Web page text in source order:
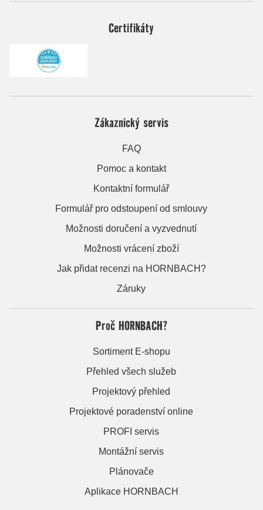
Certifikáty
Zákaznický servis
FAQ
Pomoc a kontakt
Kontaktní formulář
Formulář pro odstoupení od smlouvy
Možnosti doručení a vyzvednutí
Možnosti vrácení zboží
Jak přidat recenzi na HORNBACH?
Záruky
Proč HORNBACH?
Sortiment E-shopu
Přehled všech služeb
Projektový přehled
Projektové poradenství online
PROFI servis
Montážní servis
Plánovače
Aplikace HORNBACH